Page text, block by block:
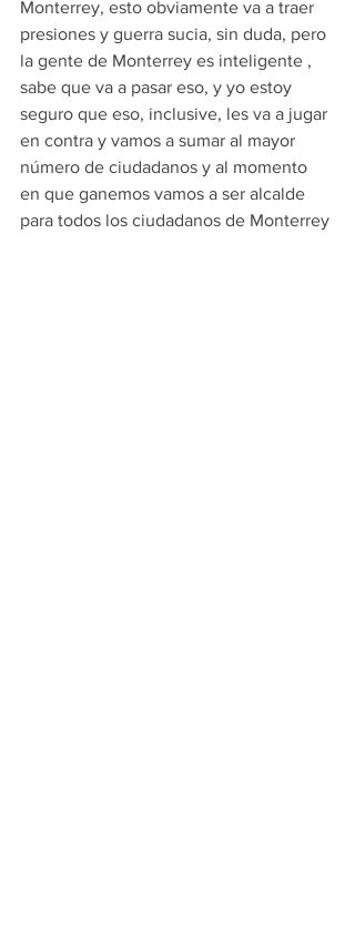
Monterrey, esto obviamente va a traer
presiones y guerra sucia, sin duda, pero
la gente de Monterrey es inteligente ,
sabe que va a pasar eso, y yo estoy
seguro que eso, inclusive, les va a jugar
en contra y vamos a sumar al mayor
número de ciudadanos y al momento
en que ganemos vamos a ser alcalde
para todos los ciudadanos de Monterrey